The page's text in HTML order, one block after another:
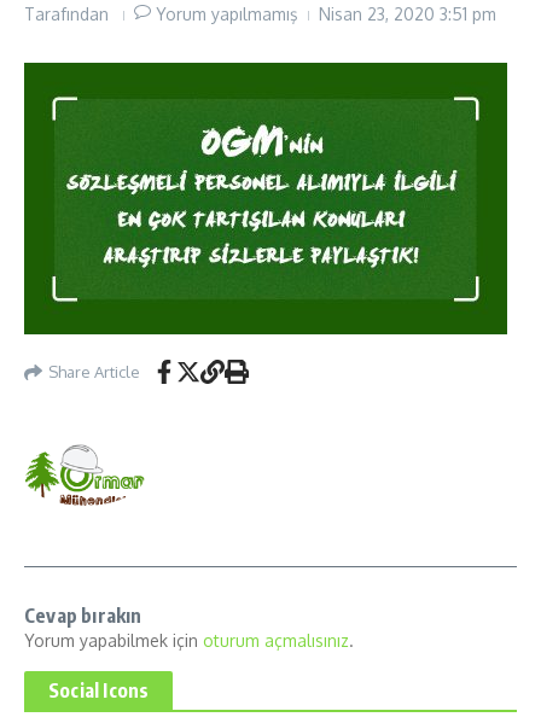
Tarafından Yorum yapılmamış Nisan 23, 2020 3:51 pm
Share Article
Cevap bırakın
Yorum yapabilmek için oturum açmalısınız.
Social Icons